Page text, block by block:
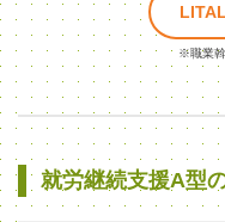
※職業斡
就労継続支援A型